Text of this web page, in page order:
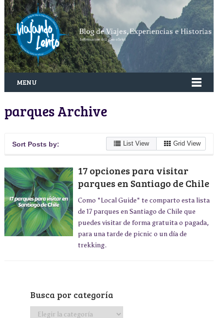
MENU
parques Archive
Sort Posts by: List View Grid View
17 opciones para visitar
parques en Santiago de Chile
Como "Local Guide" te comparto esta lista
de 17 parques en Santiago de Chile que
puedes visitar de forma gratuita o pagada,
para una tarde de picnic o un día de
trekking.
Busca por categoría
Busca